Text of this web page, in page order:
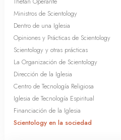
Ministros de Scientology
Dentro de una Iglesia
Opiniones y Prácticas de Scientology
Scientology y otras prácticas
La Organización de Scientology
Dirección de la Iglesia
Centro de Tecnología Religiosa
Iglesia de Tecnología Espiritual
Financiación de la Iglesia
Scientology en la sociedad